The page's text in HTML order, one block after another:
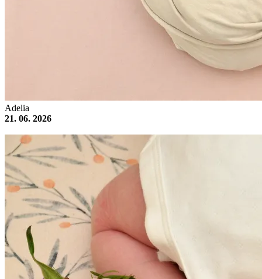
Adelia
21. 06. 2026